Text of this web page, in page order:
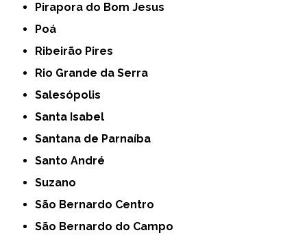
Pirapora do Bom Jesus
Poá
Ribeirão Pires
Rio Grande da Serra
Salesópolis
Santa Isabel
Santana de Parnaíba
Santo André
Suzano
São Bernardo Centro
São Bernardo do Campo